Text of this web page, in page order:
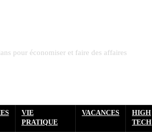
pour économiser et faire des affaires
VIE
PRATIQUE
VACANCES
HIGH
TECH